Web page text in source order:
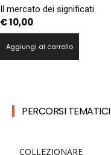
Il mercato dei significati
€10,00
Aggiungi al carrello
PERCORSI TEMATICI
COLLEZIONARE